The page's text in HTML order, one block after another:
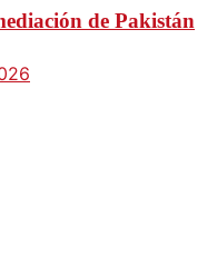
de Pakistán